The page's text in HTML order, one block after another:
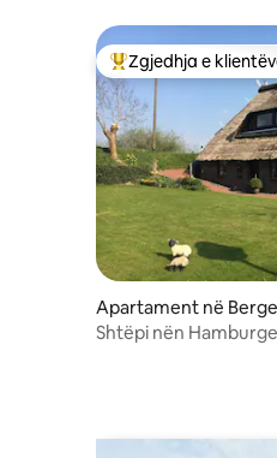
Më të mirat e
Zgjedhja e
Apartament në
Shtëpi nën